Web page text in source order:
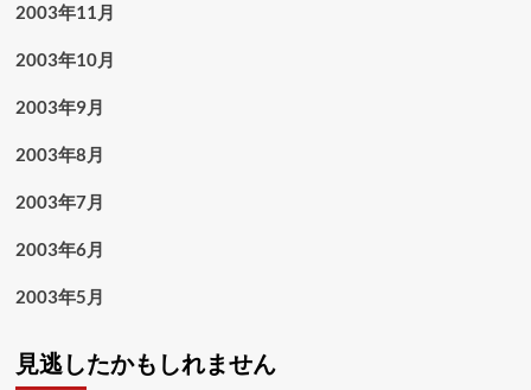
2003年11月
2003年10月
2003年9月
2003年8月
2003年7月
2003年6月
2003年5月
見逃したかもしれません